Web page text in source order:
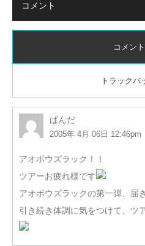
コメント
コメン
トラックバ
ぱんだ
2005年 4月 06日 12:46pm
アオボウズラック！！
ツアーお疲れ様です
アオボウズラックの第一弾、届
引き続き体調に気をつけて、ツ